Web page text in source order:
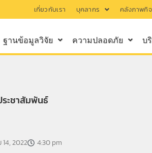
เกี่ยวกับเรา บุคลากร คลังภาพกิ
ฐานข้อมูลวิจัย ความปลอดภัย บ
ระชาสัมพันธ์
2022 4:30 pm